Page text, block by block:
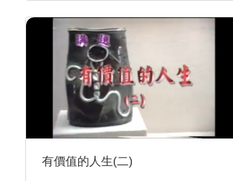
有價值的人生(二)